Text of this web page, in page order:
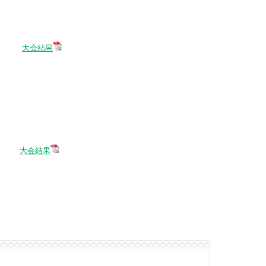
大会結果
大会結果